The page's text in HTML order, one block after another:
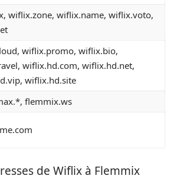
wiflix.zone, wiflix.name, wiflix.voto,
wiflix.promo, wiflix.bio,
wiflix.hd.com, wiflix.hd.net,
wiflix.hd.site
flemmix.ws
de Wiflix à Flemmix